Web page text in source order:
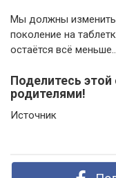
Мы должны изменить
поколение на
остаётся всё
Поделитесь
родителями!
Источник